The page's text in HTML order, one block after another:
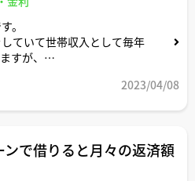
。
ていて世帯収入として毎年
すが、
2023/04/08
で借りると月々の返済額